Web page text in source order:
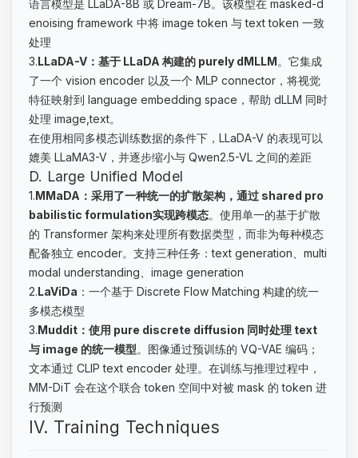
语言模型是 LLaDA-8B 或 Dream-7B。该模型在 masked-d
enoising framework 中将 image token 与 text token 一致
处理
3. LLaDA-V：基于 LLaDA 构建的 purely dMLLM 。它集成
了一个 vision encoder 以及一个 MLP connector，将视觉
特征映射到 language embedding space，帮助 dLLM 同时
处理 image,text。
在使用相同多模态训练数据的条件下，LLaDA-V 的表现可以
媲美 LLaMA3-V，并逐步缩小与 Qwen2.5-VL 之间的差距
D. Large Unified Model
1. MMaDA：采用了一种统一的扩散架构，通过 shared pro
babilistic formulation实现跨模态。使用单一的基于扩散
的 Transformer 架构来处理所有数据类型，而非为每种模态
配备独立 encoder。支持三种任务：text generation、multi
modal understanding、image generation
2. LaViDa ：一个基于 Discrete Flow Matching 构建的统一
多模态模型
3. Muddit：使用 pure discrete diffusion 同时处理 text
与 image 的统一模型。图像通过预训练的 VQ-VAE 编码；
文本通过 CLIP text encoder 处理。在训练与推理过程中，
MM-DiT 会在这个联合 token 空间中对被 mask 的 token 进
行预测
IV. Training Techniques